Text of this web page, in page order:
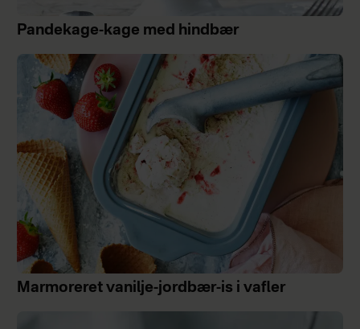
Pandekage-kage med hindbær
Marmoreret vanilje-jordbær-is i vafler